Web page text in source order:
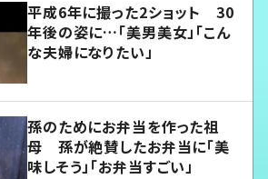
平成6年に撮った2ショット 30
年後の姿に…「美男美女」「こん
な夫婦になりたい」
孫のためにお弁当を作った祖
母 孫が絶賛したお弁当に「美
味しそう」「お弁当すごい」